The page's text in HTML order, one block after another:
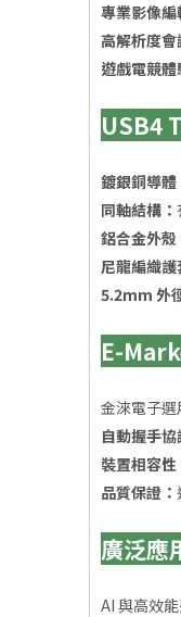
專業影像編
高解析度會
遊戲電競體
USB4
鍍銀銅導體
同軸結構：
鋁合金外殼
尼龍編織護
5.2mm 外
E-
金淶電子選
自動握手協
裝置相容性
品質保證：
廣泛應
AI 與高效